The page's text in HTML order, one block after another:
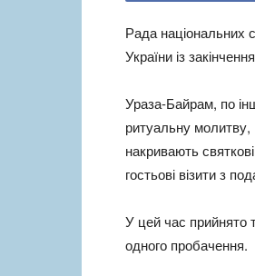
Рада національних
України із
Ураза-Байрам, по
ритуальну молитву,
накривають
гостьові візити з
У цей час прийнято
одного пробачення.